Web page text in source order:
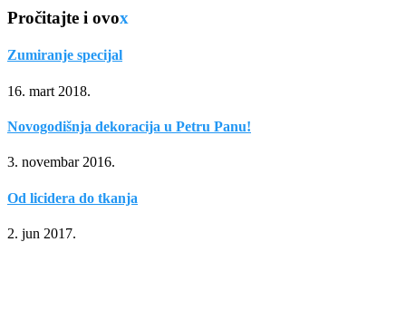
Pročitajte i ovox
Zumiranje specijal
16. mart 2018.
Novogodišnja dekoracija u Petru Panu!
3. novembar 2016.
Od licidera do tkanja
2. jun 2017.